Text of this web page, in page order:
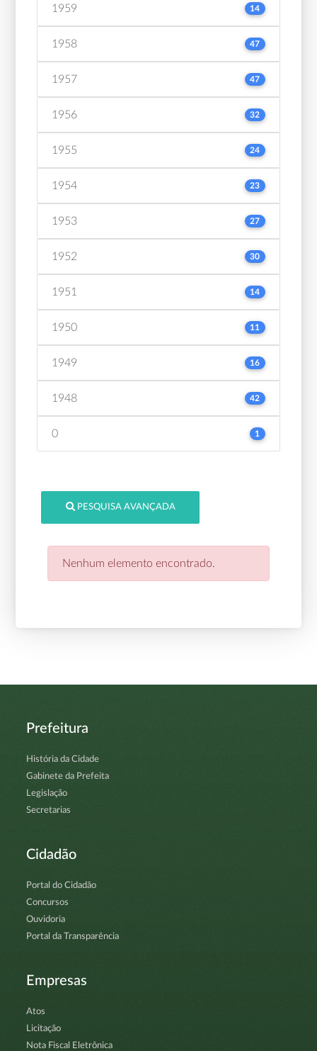
1959 14
1958 47
1957 47
1956 32
1955 24
1954 23
1953 27
1952 30
1951 14
1950 11
1949 16
1948 42
0 1
PESQUISA AVANÇADA
Nenhum elemento encontrado.
Prefeitura
História da Cidade
Gabinete da Prefeita
Legislação
Secretarias
Cidadão
Portal do Cidadão
Concursos
Ouvidoria
Portal da Transparência
Empresas
Atos
Licitação
Nota Fiscal Eletrônica